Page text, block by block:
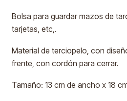
Bolsa para guardar mazos de
tarjetas, etc,.
Material de terciopelo, con
frente, con cordón para cerrar.
Tamaño: 13 cm de ancho x 18